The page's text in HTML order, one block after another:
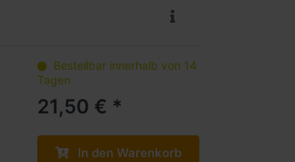
Bestellbar innerhalb von 14
Tagen
21,50 € *
In den Warenkorb